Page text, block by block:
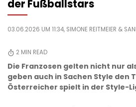
der Fußballstars
03.06.2026 UM 11:34, SIMONE REITMEIER &
2 MIN READ
Die Franzosen gelten nicht nur
geben auch in Sachen Style den
Österreicher spielt in der Style-